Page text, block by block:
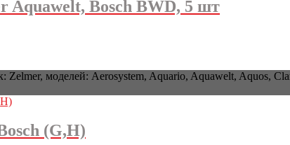
Aquawelt, Bosch BWD, 5 шт
моделей: Aerosystem, Aquario, Aquawelt, Aquos,
(G,H)